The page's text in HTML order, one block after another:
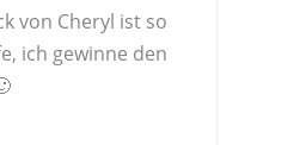
von Cheryl ist so
ich gewinne den